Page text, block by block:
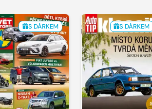
S DÁRKEM S DÁRKEM